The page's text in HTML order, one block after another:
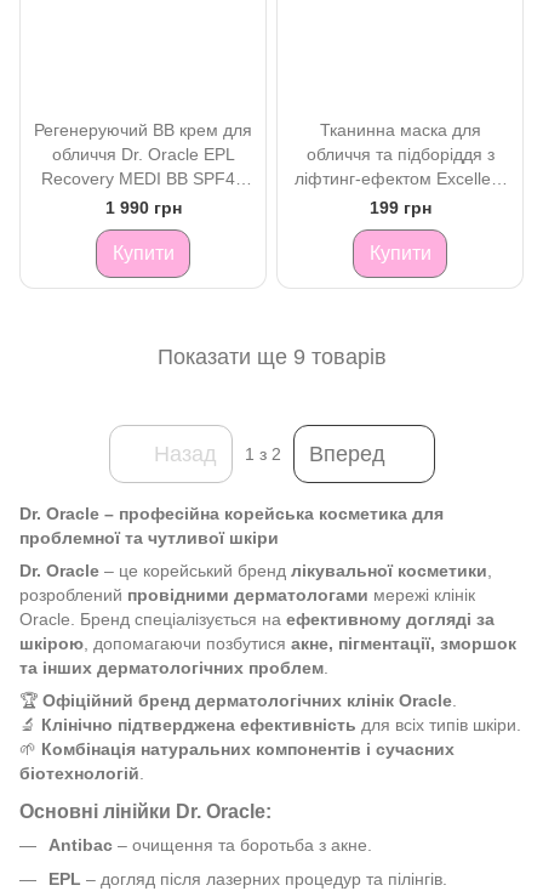
Регенеруючий BB крем для
обличчя Dr. Oracle EPL
Recovery MEDI BB SPF40
40 ml
1 990 грн
Купити
Тканинна маска для
обличчя та підборіддя з
ліфтинг-ефектом Excellent
Diamond V Mask Dr.Oracle
199 грн
Купити
Показати ще 9 товарів
Назад 1 з 2 Вперед
Dr. Oracle – професійна корейська косметика для
проблемної та чутливої шкіри
Dr. Oracle – це корейський бренд лікувальної косметики
розроблений провідними дерматологами мережі клінік
Oracle. Бренд спеціалізується на ефективному догляді за
шкірою , допомагаючи позбутися акне, пігментації, зморшок
та інших дерматологічних проблем
🏆 Офіційний бренд дерматологічних клінік Oracle
🔬 Клінічно підтверджена ефективність для всіх типів шкіри.
🌱 Комбінація натуральних компонентів і сучасних
біотехнологій
Основні лінійки Dr. Oracle:
Antibac – очищення та боротьба з акне.
EPL – догляд після лазерних процедур та пілінгів.